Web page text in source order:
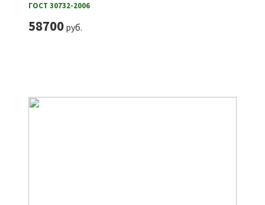
ГОСТ 30732-2006
58700руб.